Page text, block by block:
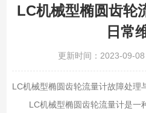
LC机械型椭圆齿轮
日常
更新时间：2023-09-
LC机械型椭圆齿轮流量计故障处理
LC机械型椭圆齿轮流量计是一